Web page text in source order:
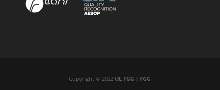
Copyright © 2022 UL FGG | FGG